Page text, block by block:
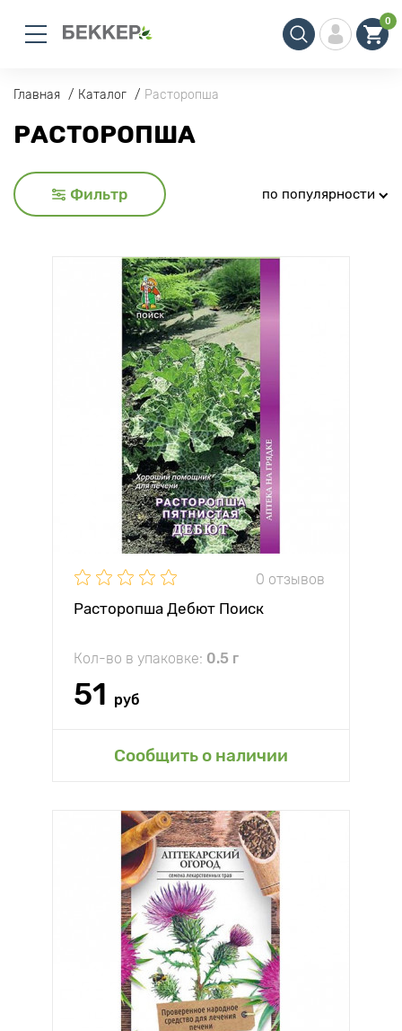
0
Главная Каталог Расторопша
РАСТОРОПША
Фильтр по популярности
0 отзывов
Расторопша Дебют Поиск
Кол-во в упаковке: 0.5 г
51 руб
Сообщить о наличии